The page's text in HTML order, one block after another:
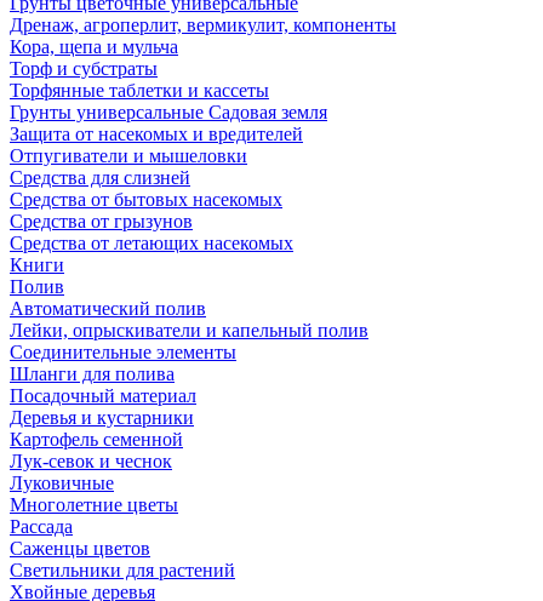
Дренаж, агроперлит, вермикулит, компоненты
Кора, щепа и мульча
Торф и субстраты
Торфянные таблетки и кассеты
Грунты универсальные Садовая земля
Защита от насекомых и вредителей
Отпугиватели и мышеловки
Средства для слизней
Средства от бытовых насекомых
Средства от грызунов
Средства от летающих насекомых
Книги
Полив
Автоматический полив
Лейки, опрыскиватели и капельный полив
Соединительные элементы
Шланги для полива
Посадочный материал
Деревья и кустарники
Картофель семенной
Лук-севок и чеснок
Луковичные
Многолетние цветы
Рассада
Саженцы цветов
Светильники для растений
Хвойные деревья